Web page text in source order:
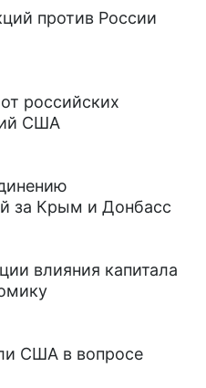
против России
российских
США
за Крым и Донбасс
влияния капитала
США в вопросе